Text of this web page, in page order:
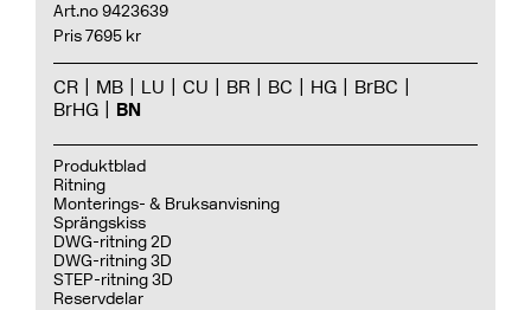
Art.no 9423639
Pris 7695 kr
CR MB LU CU BR BC HG
BrBC
BrHG
BN
Produktblad
Ritning
Monterings- & Bruksanvisning
Sprängskiss
DWG-ritning 2D
DWG-ritning 3D
STEP-ritning 3D
Reservdelar